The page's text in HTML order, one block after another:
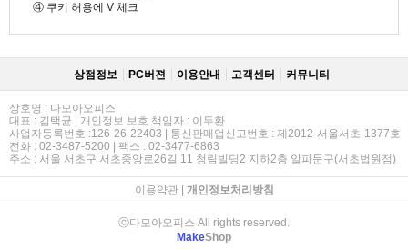
④ 쿠키 허용에 V 체크
상점정보 PC버젼 이용안내 고객센터 커뮤니티
상호명 : 다모아오피스
대표 : 김택균 | 개인정보 보호 책임자 : 이두환
사업자등록번호 :126-26-22403 | 통신판매업신고번호 : 제2012-서울서초-1377호
전화 : 02-3487-5200 | 팩스 : 02-3477-6863
주소 : 서울 서초구 서초중앙로26길 11 청림빌딩2 지하2층 알파문구(서초법원점)
이용약관| 개인정보처리방침
ⓒ다모아오피스 All rights reserved.
MakeShop